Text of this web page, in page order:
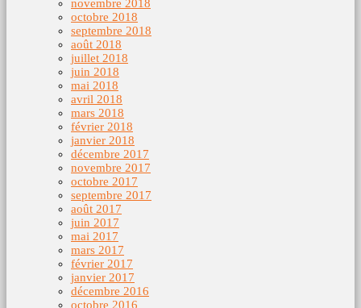
novembre 2018
octobre 2018
septembre 2018
août 2018
juillet 2018
juin 2018
mai 2018
avril 2018
mars 2018
février 2018
janvier 2018
décembre 2017
novembre 2017
octobre 2017
septembre 2017
août 2017
juin 2017
mai 2017
mars 2017
février 2017
janvier 2017
décembre 2016
octobre 2016